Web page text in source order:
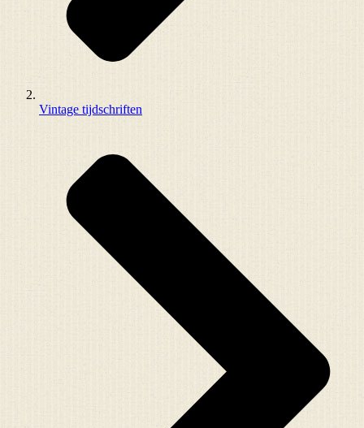
Vintage tijdschriften